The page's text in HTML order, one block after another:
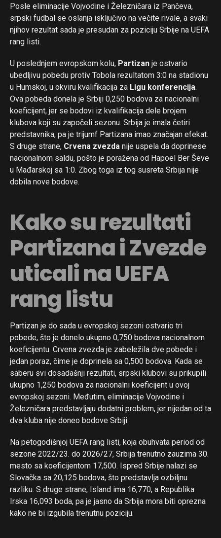
Posle eliminacije Vojvodine i Železničara iz Pančeva,
srpski fudbal se oslanja isključivo na večite rivale, a svaki
njihov rezultat sada je presudan za poziciju Srbije na UEFA
rang listi.
U poslednjem evropskom kolu, Partizan je ostvario
ubedljivu pobedu protiv Tobola rezultatom 3:0 na stadionu
u Humskoj, u okviru kvalifikacija za Ligu konferencija.
Ova pobeda donela je Srbiji 0,250 bodova za nacionalni
koeficijent, jer se bodovi iz kvalifikacija dele brojem
klubova koji su započeli sezonu. Srbija je imala četiri
predstavnika, pa je trijumf Partizana imao značajan efekat.
S druge strane, Crvena zvezda nije uspela da doprinese
nacionalnom saldu, pošto je poražena od Hapoel Ber Ševe
u Mađarskoj sa 1:0. Zbog toga iz tog susreta Srbija nije
dobila nove bodove.
Kako su rezultati
Partizana i Zvezde
uticali na UEFA
rang listu
Partizan je do sada u evropskoj sezoni ostvario tri
pobede, što je donelo ukupno 0,750 bodova nacionalnom
koeficijentu. Crvena zvezda je zabeležila dve pobede i
jedan poraz, čime je doprinela sa 0,500 bodova. Kada se
saberu svi dosadašnji rezultati, srpski klubovi su prikupili
ukupno 1,250 bodova za nacionalni koeficijent u ovoj
evropskoj sezoni. Međutim, eliminacije Vojvodine i
Železničara predstavljaju dodatni problem, jer nijedan od ta
dva kluba nije doneo bodove Srbiji.
Na petogodišnjoj UEFA rang listi, koja obuhvata period od
sezone 2022/23. do 2026/27, Srbija trenutno zauzima 30.
mesto sa koeficijentom 17,500. Ispred Srbije nalazi se
Slovačka sa 20,125 bodova, što predstavlja ozbiljnu
razliku. S druge strane, Island ima 16,770, a Republika
Irska 16,093 boda, pa je jasno da Srbija mora biti oprezna
kako ne bi izgubila trenutnu poziciju.